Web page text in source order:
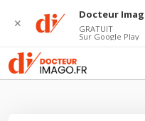
✕
Docteur
GRATUIT
Sur Google Play